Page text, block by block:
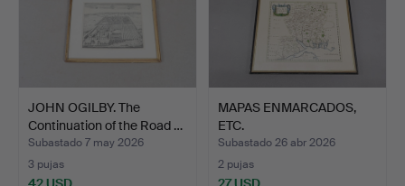
JOHN OGILBY. The
Continuation of the Road …
Subastado 7 may 2026
3 pujas
MAPAS ENMARCADOS,
ETC.
Subastado 26 abr 2026
2 pujas